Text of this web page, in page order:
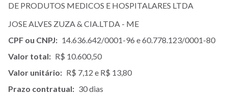
DE PRODUTOS MEDICOS E HOSPITALARES LTDA
JOSE ALVES ZUZA & CIA.LTDA - ME
CPF ou CNPJ
14.636.642/0001-96 e 60.778.123/0001-80
Valor total
R$ 10.600,50
Valor unitário
R$ 7,12 e R$ 13,80
Prazo contratual
30 dias